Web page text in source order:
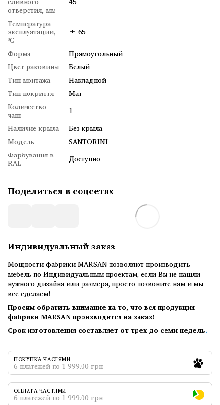
отверстия, мм
Температура
эксплуатации,
ºC
± 65
Форма
Прямоугольный
Цвет раковины
Белый
Тип монтажа
Накладной
Тип покриття
Мат
Количество
чаш
1
Наличие крыла
Без крыла
Модель
SANTORINI
Фарбування в
RAL Доступно
Поделиться в соцсетях
Индивидуальный заказ
Мощности фабрики MARSAN позволяют производить
мебель по Индивидуальным проектам, если Вы не нашли
нужного дизайна или размера, просто позвоните нам и мы
все сделаем!
Просим обратить внимание на то, что вся продукция
фабрики MARSAN производится на заказ!
Срок изготовления составляет от трех до семи недель.
ПОКУПКА ЧАСТЯМИ
6 платежей по 1 999.00 грн
ОПЛАТА ЧАСТЯМИ
6 платежей по 1 999.00 грн